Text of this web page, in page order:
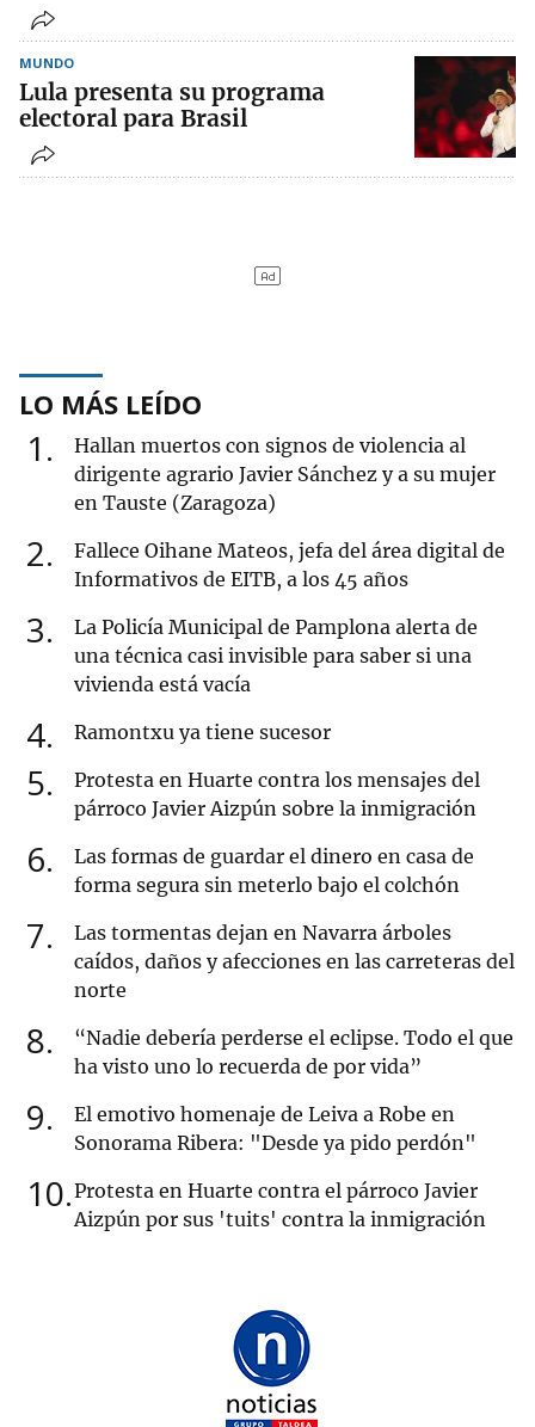
MUNDO
Lula presenta su programa
electoral para Brasil
LO MÁS LEÍDO
1
Hallan muertos con signos de violencia al
dirigente agrario Javier Sánchez y a su mujer
en Tauste (Zaragoza)
2
Fallece Oihane Mateos, jefa del área digital de
Informativos de EITB, a los 45 años
3
La Policía Municipal de Pamplona alerta de
una técnica casi invisible para saber si una
vivienda está vacía
4 Ramontxu ya tiene sucesor
5
Protesta en Huarte contra los mensajes del
párroco Javier Aizpún sobre la inmigración
6
Las formas de guardar el dinero en casa de
forma segura sin meterlo bajo el colchón
7
Las tormentas dejan en Navarra árboles
caídos, daños y afecciones en las carreteras del
norte
8
“Nadie debería perderse el eclipse. Todo el que
ha visto uno lo recuerda de por vida”
9
El emotivo homenaje de Leiva a Robe en
Sonorama Ribera: "Desde ya pido perdón"
10 Protesta en Huarte contra el párroco Javier
Aizpún por sus 'tuits' contra la inmigración